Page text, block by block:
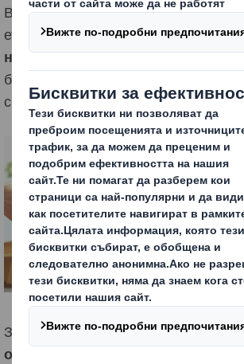
Вашата верига на снабдяване или
етап, резултатите от нашата
непрекъснато, всеки път, когато
бива опакован. Наричаме това
снабдяване.
За даизвлечете максимална
от велпапе, имате на